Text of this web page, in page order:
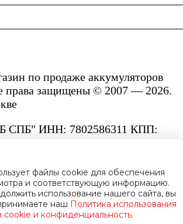
по продаже аккумуляторов
права защищены © 2007 — 2026.
ИНН: 7802586311 КПП:
1167847287156.
reCAPTCHA и Google
Terms of Service.
файлы cookie для обеспечения
и соответствующую информацию.
использование нашего сайта, вы
наш Политика использования
cookie и конфиденциальность.